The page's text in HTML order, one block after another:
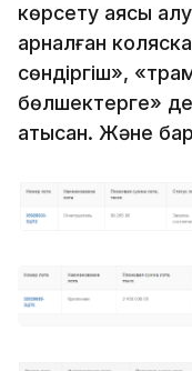
көрсету аясы
арналған
сөндіргіш»,
бөлшектерге»
қатысқан. Және